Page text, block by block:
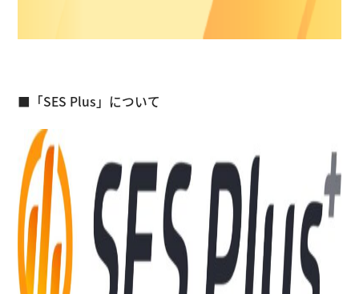
■「SES Plus」について